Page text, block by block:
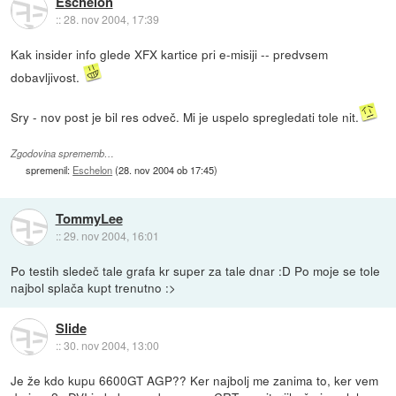
::28. nov 2004, 17:39
Kak insider info glede XFX kartice pri e-misiji -- predvsem
dobavljivost.
Sry - nov post je bil res odveč. Mi je uspelo spregledati tole nit.
Zgodovina sprememb…
spremenil: Eschelon(28. nov 2004 ob 17:45)
TommyLee
::29. nov 2004, 16:01
Po testih sledeč tale grafa kr super za tale dnar :D Po moje se tole
najbol splača kupt trenutno :>
Slide
::30. nov 2004, 13:00
Je že kdo kupu 6600GT AGP?? Ker najbolj me zanima to, ker vem